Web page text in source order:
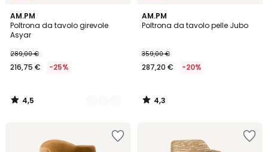
AM.PM
Poltrona da tavolo girevole
Asyar
289,00 €
216,75 € -25%
4,5
/ 5
2
Colori
4,5
/
AM.PM
Poltrona da tavolo pelle Jubo
359,00 €
287,20 € -20%
4,3
/ 5
4,3
/